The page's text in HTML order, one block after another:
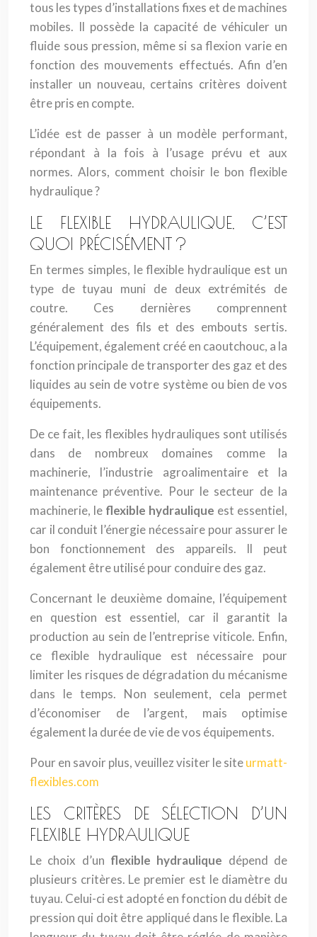
tous les types d’installations fixes et de machines
mobiles. Il possède la capacité de véhiculer un
fluide sous pression, même si sa flexion varie en
fonction des mouvements effectués. Afin d’en
installer un nouveau, certains critères doivent
être pris en compte.
L’idée est de passer à un modèle performant,
répondant à la fois à l’usage prévu et aux
normes. Alors, comment choisir le bon flexible
hydraulique ?
LE FLEXIBLE HYDRAULIQUE, C’EST
QUOI PRÉCISÉMENT ?
En termes simples, le flexible hydraulique est un
type de tuyau muni de deux extrémités de
coutre. Ces dernières comprennent
généralement des fils et des embouts sertis.
L’équipement, également créé en caoutchouc, a la
fonction principale de transporter des gaz et des
liquides au sein de votre système ou bien de vos
équipements.
De ce fait, les flexibles hydrauliques sont utilisés
dans de nombreux domaines comme la
machinerie, l’industrie agroalimentaire et la
maintenance préventive. Pour le secteur de la
machinerie, le flexible hydraulique est essentiel,
car il conduit l’énergie nécessaire pour assurer le
bon fonctionnement des appareils. Il peut
également être utilisé pour conduire des gaz.
Concernant le deuxième domaine, l’équipement
en question est essentiel, car il garantit la
production au sein de l’entreprise viticole. Enfin,
ce flexible hydraulique est nécessaire pour
limiter les risques de dégradation du mécanisme
dans le temps. Non seulement, cela permet
d’économiser de l’argent, mais optimise
également la durée de vie de vos équipements.
Pour en savoir plus, veuillez visiter le siteurmatt-
flexibles.com
LES CRITÈRES DE SÉLECTION D’UN
FLEXIBLE HYDRAULIQUE
Le choix d’un flexible hydraulique dépend de
plusieurs critères. Le premier est le diamètre du
tuyau. Celui-ci est adopté en fonction du débit de
pression qui doit être appliqué dans le flexible. La